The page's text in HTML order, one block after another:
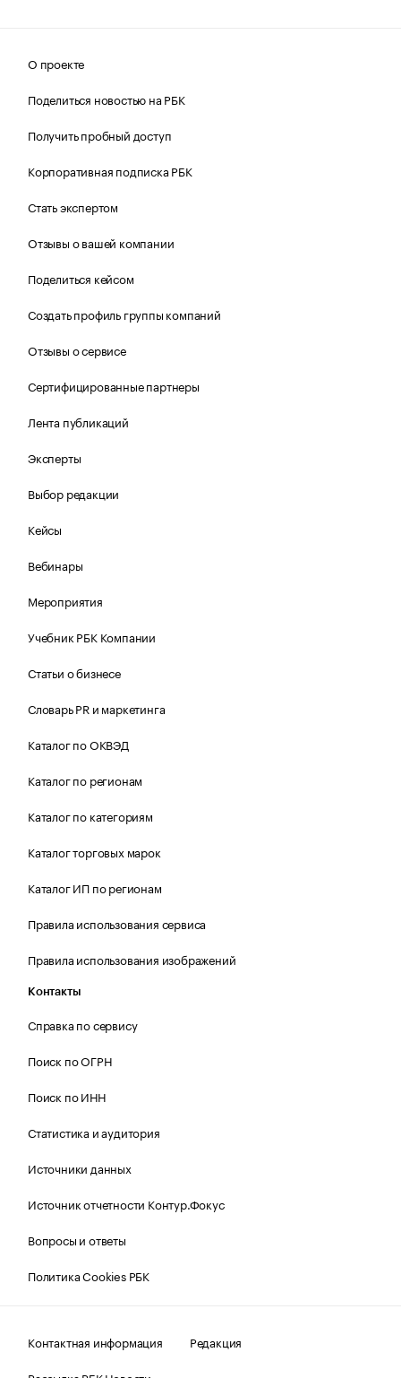
О проекте
Поделиться новостью на РБК
Получить пробный доступ
Корпоративная подписка РБК
Стать экспертом
Отзывы о вашей компании
Поделиться кейсом
Создать профиль группы компаний
Отзывы о сервисе
Сертифицированные партнеры
Лента публикаций
Эксперты
Выбор редакции
Кейсы
Вебинары
Мероприятия
Учебник РБК Компании
Статьи о бизнесе
Словарь PR и маркетинга
Каталог по ОКВЭД
Каталог по регионам
Каталог по категориям
Каталог торговых марок
Каталог ИП по регионам
Правила использования сервиса
Правила использования изображений
Контакты
Справка по сервису
Поиск по ОГРН
Поиск по ИНН
Статистика и аудитория
Источники данных
Источник отчетности Контур.Фокус
Вопросы и ответы
Политика Cookies РБК
Контактная информация
Редакция